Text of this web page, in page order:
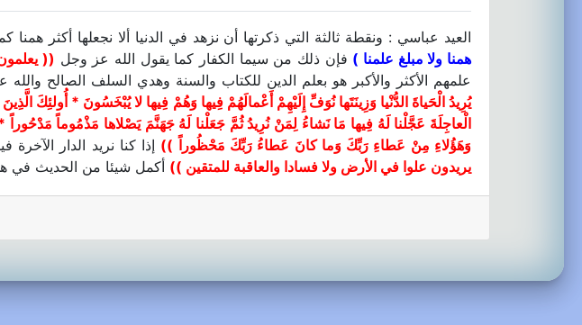
العيد عباسي : ونقطة ثالثة التي ذكرتها أن نزهد في الدنيا ألا نجعلها أكثر
همنا ولا مبلغ علمنا ) فإن ذلك من سيما الكفار كما يقول الله عز وجل ((
علمهم الأكثر والأكبر هو بعلم الدين للكتاب والسنة وهدي السلف الصالح
يُرِيدُ الْحَياةَ الدُّنْيا وَزِينَتَها نُوَفِّ إِلَيْهِمْ أَعْمالَهُمْ فِيها وَهُمْ فِيها لا يُبْخَسُونَ * أُولئِكَ
الْعاجِلَةَ عَجَّلْنا لَهُ فِيها مَا نَشاءُ لِمَنْ نُرِيدُ ثُمَّ جَعَلْنا لَهُ جَهَنَّمَ يَصْلاها مَذْمُوماً
وَهَؤُلاءِ مِنْ عَطاءِ رَبِّكَ وَما كانَ عَطاءُ رَبِّكَ مَحْظُوراً )) إذا كنا نريد الدار
يريدون علوا في الأرض ولا فسادا والعاقبة للمتقين )) أكمل شيئا من الحديث في